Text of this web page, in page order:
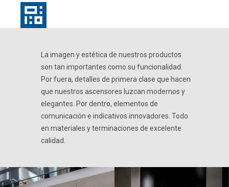
La imagen y estética de nuestros productos
son tan importantes como su funcionalidad.
Por fuera, detalles de primera clase que hacen
que nuestros ascensores luzcan modernos y
elegantes. Por dentro, elementos de
comunicación e indicativos innovadores. Todo
en materiales y terminaciones de excelente
calidad.